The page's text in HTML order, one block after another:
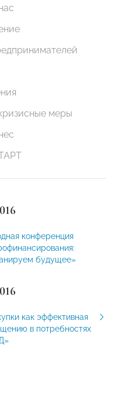
меры
конференция
будущее»
как эффективная
в потребностях